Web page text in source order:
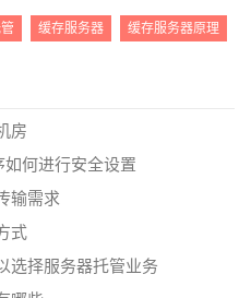
( )
缓存服务器 缓存服务器原理
房
如何进行安全设置
输需求
式
选择服务器托管业务